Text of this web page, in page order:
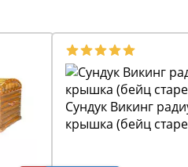
Сундук Викинг
крышка (бейц